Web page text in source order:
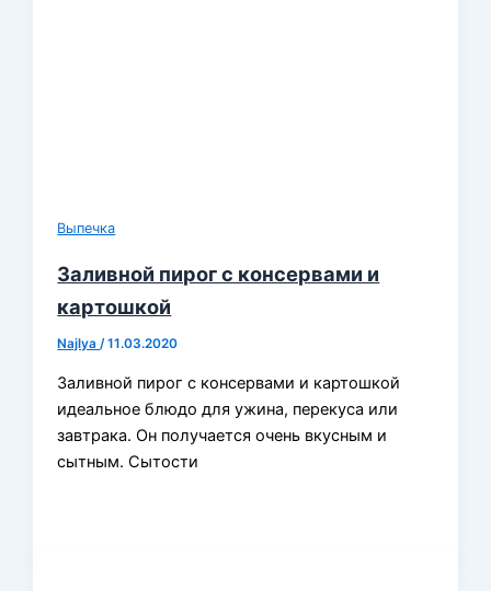
Выпечка
Заливной пирог с консервами и
картошкой
Najlya/11.03.2020
Заливной пирог с консервами и картошкой
идеальное блюдо для ужина, перекуса или
завтрака. Он получается очень вкусным и
сытным. Сытости